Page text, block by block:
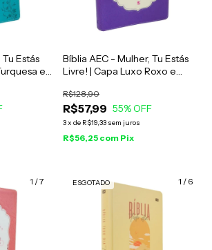
Estás
e
Bíblia AEC - Mulher, Tu Estás
Livre! | Capa Luxo Roxo e
R$57,99
R$128,90
55% OFF
3x de R$19,33 sem juros
R$56,25 com Pix
1 /7 1 / 6
ESGOTADO